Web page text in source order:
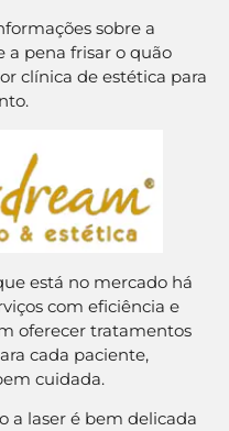
sobre a
a pena frisar o quão
clínica de estética para
está no mercado há
com eficiência e
oferecer tratamentos
cada paciente,
cuidada.
a laser é bem delicada